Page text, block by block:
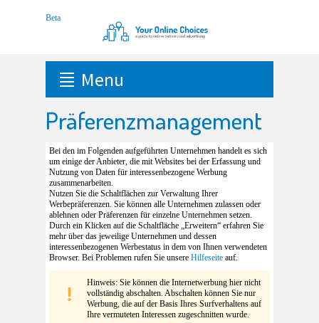
Menu
Präferenzmanagement
Bei den im Folgenden aufgeführten Unternehmen handelt es sich
um einige der Anbieter, die mit Websites bei der Erfassung und
Nutzung von Daten für interessenbezogene Werbung
zusammenarbeiten.
Nutzen Sie die Schaltflächen zur Verwaltung Ihrer
Werbepräferenzen. Sie können alle Unternehmen zulassen oder
ablehnen oder Präferenzen für einzelne Unternehmen setzen.
Durch ein Klicken auf die Schaltfläche „Erweitern“ erfahren Sie
mehr über das jeweilige Unternehmen und dessen
interessenbezogenen Werbestatus in dem von Ihnen verwendeten
Browser. Bei Problemen rufen Sie unsere Hilfeseite auf.
Hinweis: Sie können die Internetwerbung hier nicht
vollständig abschalten. Abschalten können Sie nur
Werbung, die auf der Basis Ihres Surfverhaltens auf
Ihre vermuteten Interessen zugeschnitten wurde.